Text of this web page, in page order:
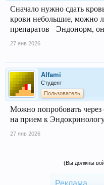
Сначало нужно сдать
крови небольшие, можно
препаратов - Эндонорм,
27 янв 2026
Alfami
Студент
Пользователь
Можно попробовать
на прием к
27 янв 2026
(Вы должны
Реклама